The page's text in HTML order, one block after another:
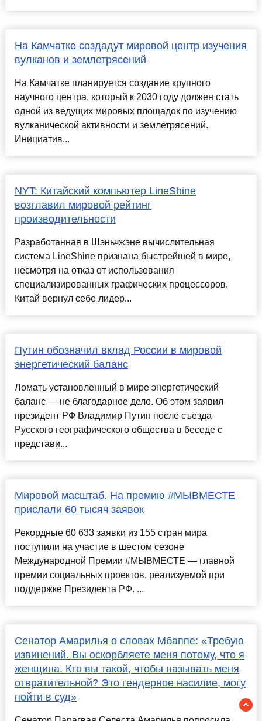
На Камчатке создадут мировой центр изучения
вулканов и землетрясений
На Камчатке планируется создание крупного
научного центра, который к 2030 году должен стать
одной из ведущих мировых площадок по изучению
вулканической активности и землетрясений.
Инициатив...
NYT: Китайский компьютер LineShine
возглавил мировой рейтинг
производительности
Разработанная в Шэньчжэне вычислительная
система LineShine признана быстрейшей в мире,
несмотря на отказ от использования
специализированных графических процессоров.
Китай вернул себе лидер...
Путин обозначил вклад России в мировой
энергетический баланс
Ломать установленный в мире энергетический
баланс — не благодарное дело. Об этом заявил
президент РФ Владимир Путин после съезда
Русского географического общества в беседе с
представи...
Мировой масштаб. На премию #МЫВМЕСТЕ
прислали 60 тысяч заявок
Рекордные 60 633 заявки из 155 стран мира
поступили на участие в шестом сезоне
Международной Премии #МЫВМЕСТЕ — главной
премии социальных проектов, реализуемой при
поддержке Президента РФ. ...
Сенатор Амарилья о словах Мбаппе: «Требую
извинений. Вы оскорбляете меня потому, что я
женщина. Кто вы такой, чтобы называть меня
отвратительной? Это гендерное насилие, могу
пойти в суд»